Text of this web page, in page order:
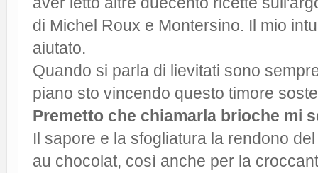
di Michel Roux e Montersino. Il mio
aiutato.
Quando si parla di lievitati sono
piano sto vincendo questo timore
Premetto che chiamarla brioche mi
Il sapore e la sfogliatura la rendono
au chocolat, così anche per la